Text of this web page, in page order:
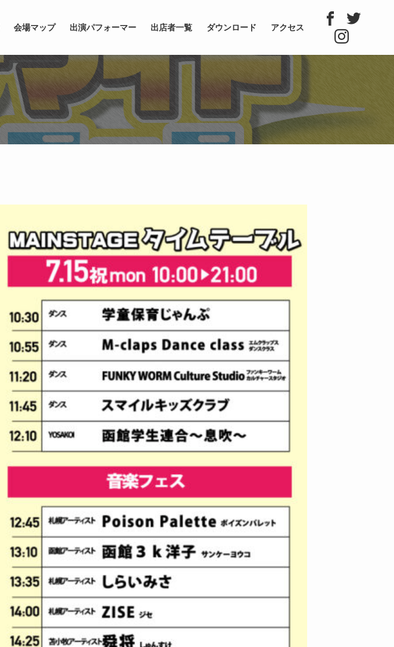
会場マップ 出演パフォーマー 出店者一覧 ダウンロード アクセス